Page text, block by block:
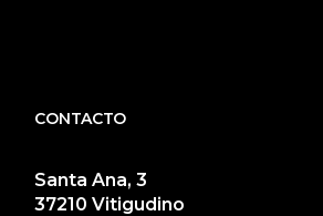
CONTACTO
Santa Ana, 3
37210 Vitigudino